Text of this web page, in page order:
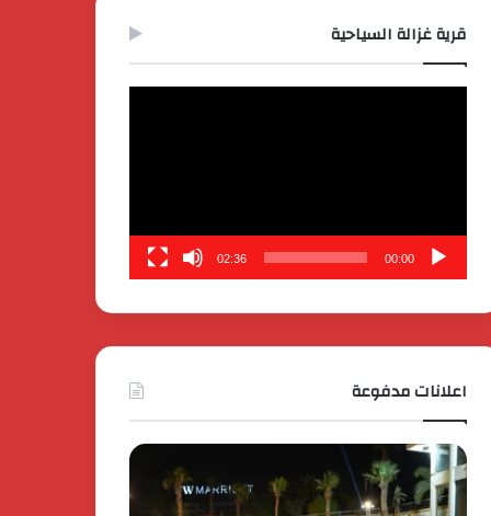
قرية غزالة السياحية
00:00
02:36
اعلانات مدفوعة
بدعم
الدولة
المصرية
كايي
للسيارات